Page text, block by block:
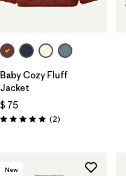
Baby Cozy Fluff
Jacket
$ 75
Valoración: 5.0 / 5
(2Comentarios
)
New